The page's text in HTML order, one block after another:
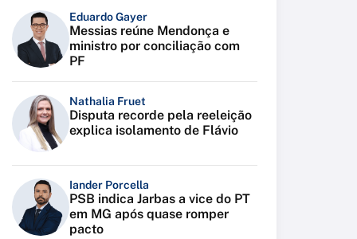
Eduardo Gayer
Messias reúne Mendonça e
ministro por conciliação com
PF
Nathalia Fruet
Disputa recorde pela reeleição
explica isolamento de Flávio
Iander Porcella
PSB indica Jarbas a vice do PT
em MG após quase romper
pacto